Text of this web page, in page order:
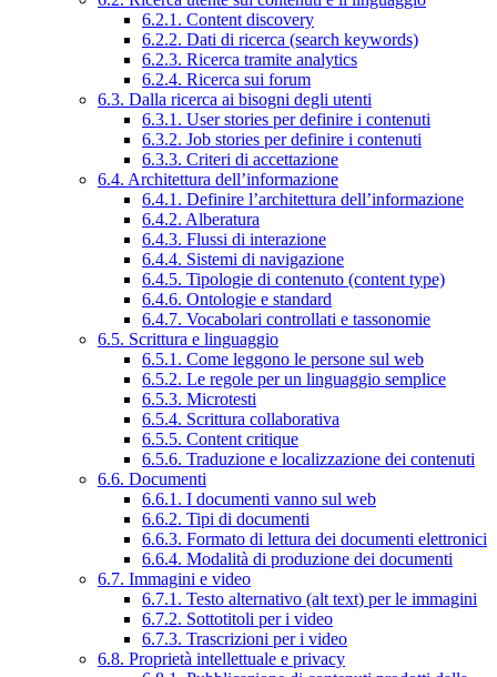
6.2.1. Content discovery
6.2.2. Dati di ricerca (search keywords)
6.2.3. Ricerca tramite analytics
6.2.4. Ricerca sui forum
6.3. Dalla ricerca ai bisogni degli utenti
6.3.1. User stories per definire i contenuti
6.3.2. Job stories per definire i contenuti
6.3.3. Criteri di accettazione
6.4. Architettura dell’informazione
6.4.1. Definire l’architettura dell’informazione
6.4.2. Alberatura
6.4.3. Flussi di interazione
6.4.4. Sistemi di navigazione
6.4.5. Tipologie di contenuto (content type)
6.4.6. Ontologie e standard
6.4.7. Vocabolari controllati e tassonomie
6.5. Scrittura e linguaggio
6.5.1. Come leggono le persone sul web
6.5.2. Le regole per un linguaggio semplice
6.5.3. Microtesti
6.5.4. Scrittura collaborativa
6.5.5. Content critique
6.5.6. Traduzione e localizzazione dei contenuti
6.6. Documenti
6.6.1. I documenti vanno sul web
6.6.2. Tipi di documenti
6.6.3. Formato di lettura dei documenti elettronici
6.6.4. Modalità di produzione dei documenti
6.7. Immagini e video
6.7.1. Testo alternativo (alt text) per le immagini
6.7.2. Sottotitoli per i video
6.7.3. Trascrizioni per i video
6.8. Proprietà intellettuale e privacy